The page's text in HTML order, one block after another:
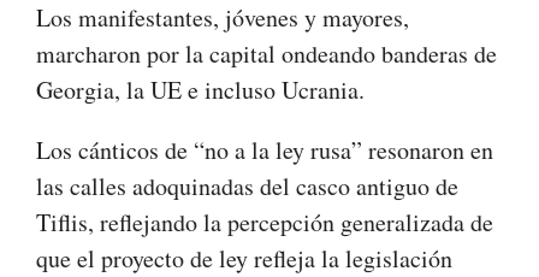
Los manifestantes, jóvenes y mayores,
marcharon por la capital ondeando banderas de
Georgia, la UE e incluso Ucrania.
Los cánticos de “no a la ley rusa” resonaron en
las calles adoquinadas del casco antiguo de
Tiflis, reflejando la percepción generalizada de
que el proyecto de ley refleja la legislación